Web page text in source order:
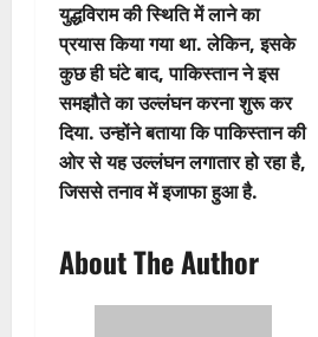
युद्धविराम की स्थिति में लाने का
प्रयास किया गया था. लेकिन, इसके
कुछ ही घंटे बाद, पाकिस्तान ने इस
समझौते का उल्लंघन करना शुरू कर
दिया. उन्होंने बताया कि पाकिस्तान की
ओर से यह उल्लंघन लगातार हो रहा है,
जिससे तनाव में इजाफा हुआ है.
About The Author